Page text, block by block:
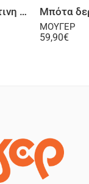
Μπότα χαμηλή δερμάτινη μαύρη
ΜΟΥΓΕΡ
59,90€